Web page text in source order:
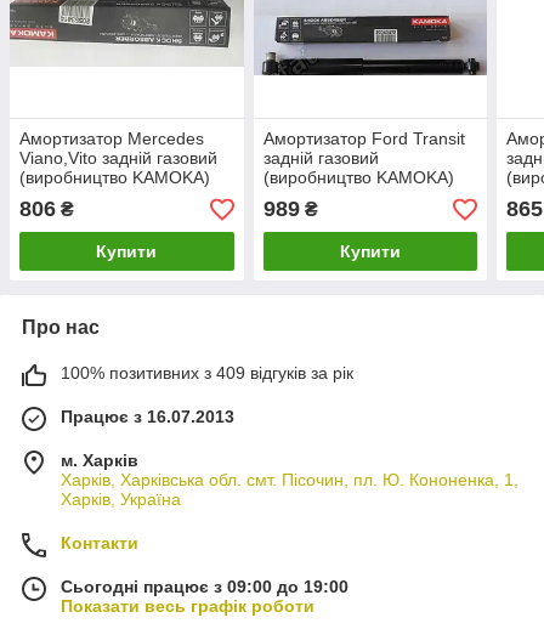
Амортизатор Mercedes
Viano,Vito задній газовий
(виробництво KAMOKA)
806 ₴
Купити
Амортизатор Ford Transit
задній газовий
(виробництво KAMOKA)
989₴
Купити
865
Про нас
100% позитивних з 409 відгуків за рік
Працює з 16.07.2013
м. Харків
Харків, Харківська обл. смт. Пісочин, пл. Ю. Кононенка, 1,
Харків, Україна
Контакти
Сьогодні працює з 09:00 до 19:00
Показати весь графік роботи